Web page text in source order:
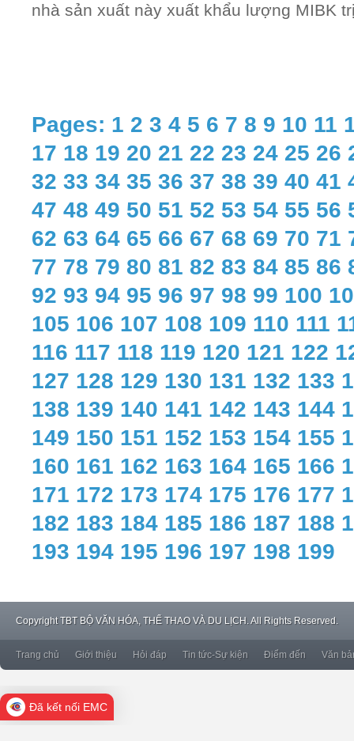
nhà sản xuất này xuất khẩu lượng MIBK
Pages: 1 2 3 4 5 6 7 8 9 10 11
17 18 19 20 21 22 23 24 25 26
32 33 34 35 36 37 38 39 40 41
47 48 49 50 51 52 53 54 55 56
62 63 64 65 66 67 68 69 70 71
77 78 79 80 81 82 83 84 85 86
92 93 94 95 96 97 98 99 100
105 106 107 108 109 110 111
116 117 118 119 120 121 122
127 128 129 130 131 132 133
138 139 140 141 142 143 144
149 150 151 152 153 154 155
160 161 162 163 164 165 166
171 172 173 174 175 176 177
182 183 184 185 186 187 188
193 194 195 196 197 198 199
CopyrightTBT BỘ VĂN HÓA, THỂ THAO VÀ DU LỊCH. All Rights Reserved.
Trang chủ Giới thiệu Hỏi đáp Tin tức-Sự kiện Điểm đến Văn
Đã kết nối EMC